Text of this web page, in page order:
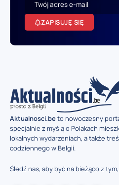
ZAPISUJĘ SIĘ
Aktualnosci.beto nowoczesny
specjalnie z myślą o Polakach
lokalnych wydarzeniach, a także
codziennego w Belgii.
Śledź nas, aby być na bieżąco z